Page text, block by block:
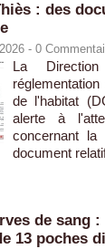
: des
- 0
La
de l'habitat
alerte à
concernant la
document
de sang :
13 poches